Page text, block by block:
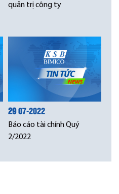
quản trị công ty
2907-2022
Báo cáo tài chính Quý
2/2022